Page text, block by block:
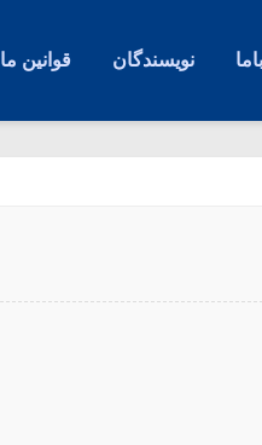
نویسندگان قوانین ما